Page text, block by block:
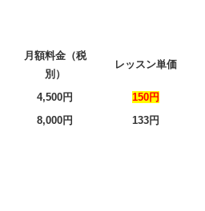
月額料金（税
別）
レッスン単価
4,500円
150円
8,000円 133円